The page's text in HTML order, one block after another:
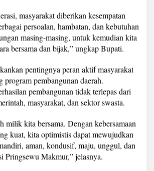
k
o
n
F
a
r
m
u
a
masyarakat diberikan kesempatan
persoalan, hambatan, dan kebutuhan
masing-masing, untuk kemudian kita
bersama dan bijak,” ungkap Bupati.
pentingnya peran aktif masyarakat
program pembangunan daerah.
pembangunan tidak terlepas dari
masyarakat, dan sektor swasta.
milik kita bersama. Dengan kebersamaan
kuat, kita optimistis dapat mewujudkan
aman, kondusif, maju, unggul, dan
Pringsewu Makmur,” jelasnya.